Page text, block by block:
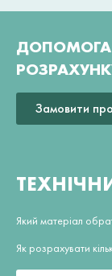
ДОПОМОГА
Замовити
Який матеріал
Як розрахувати